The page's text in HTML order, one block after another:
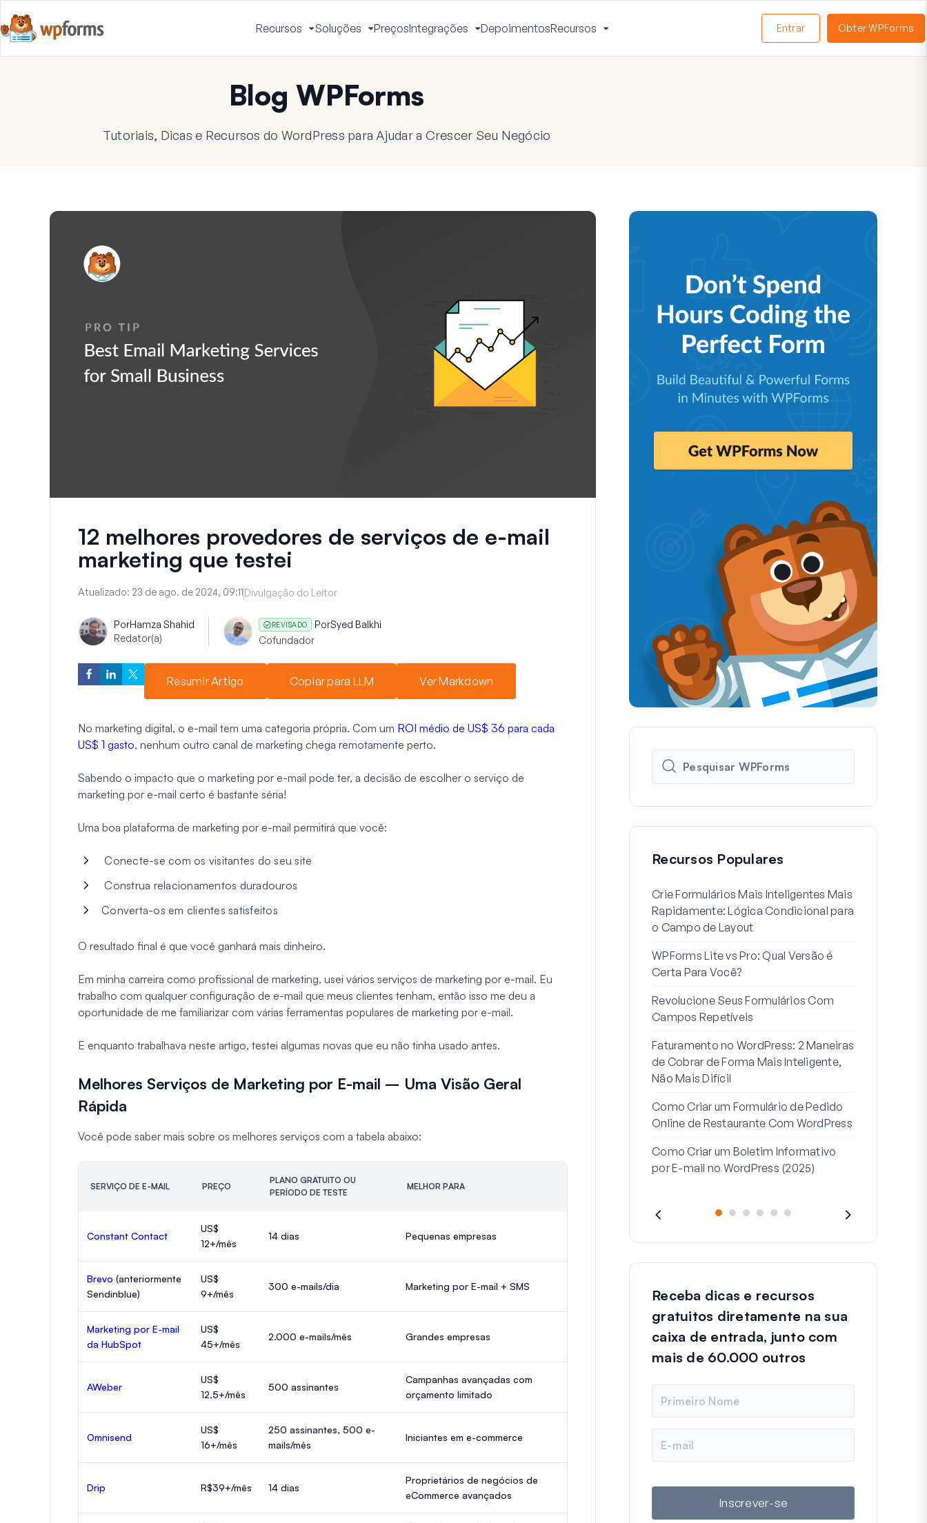
Recursos
Alternar
Menu
Soluções
Alternar
Menu
PreçosIntegrações
Alternar
Menu
DepoimentosRecursos
Menu
Entrar Obter WPForms
Blog WPForms
Tutoriais, Dicas e Recursos do WordPress para Ajudar a Crescer Seu Negócio
12 melhores provedores de serviços de e-mail
marketing que testei
Atualizado: 23 de ago. de 2024, 09:11Divulgação do Leitor
PorHamza Shahid
Redator(a)
REVISADO PorSyed Balkhi
Cofundador
Resumir Artigo Copiar para LLM Ver Markdown
No marketing digital, o e-mail tem uma categoria própria. Com um ROI médio de US$ 36 para cada
US$ 1 gasto, nenhum outro canal de marketing chega remotamente perto.
Sabendo o impacto que o marketing por e-mail pode ter, a decisão de escolher o serviço de
marketing por e-mail certo é bastante séria!
Uma boa plataforma de marketing por e-mail permitirá que você:
Conecte-se com os visitantes do seu site
Construa relacionamentos duradouros
Converta-os em clientes satisfeitos
O resultado final é que você ganhará mais dinheiro.
Em minha carreira como profissional de marketing, usei vários serviços de marketing por e-mail. Eu
trabalho com qualquer configuração de e-mail que meus clientes tenham, então isso me deu a
oportunidade de me familiarizar com várias ferramentas populares de marketing por e-mail.
E enquanto trabalhava neste artigo, testei algumas novas que eu não tinha usado antes.
Melhores Serviços de Marketing por E-mail – Uma Visão Geral
Rápida
Você pode saber mais sobre os melhores serviços com a tabela abaixo:
SERVIÇO DE E-MAIL PREÇO
PLANO GRATUITO OU
PERÍODO DE TESTE
MELHOR PARA
Constant Contact
US$
12+/mês
14 dias Pequenas empresas
Brevo (anteriormente
Sendinblue)
US$
9+/mês
300 e-mails/dia Marketing por E-mail + SMS
Marketing por E-mail
da HubSpot
US$
45+/mês
2.000 e-mails/mês Grandes empresas
AWeber
US$
12,5+/mês
500 assinantes
Campanhas avançadas com
orçamento limitado
Omnisend
US$
16+/mês
250 assinantes, 500 e-
mails/mês
Iniciantes em e-commerce
Drip R$39+/mês 14 dias
Proprietários de negócios de
eCommerce avançados
Recursos Populares
Crie Formulários Mais Inteligentes Mais
Rapidamente: Lógica Condicional para
o Campo de Layout
WPForms Lite vs Pro: Qual Versão é
Certa Para Você?
Revolucione Seus Formulários Com
Campos Repetíveis
Faturamento no WordPress: 2 Maneiras
de Cobrar de Forma Mais Inteligente,
Não Mais Difícil
Como Criar um Formulário de Pedido
Online de Restaurante Com WordPress
Como Criar um Boletim Informativo
por E-mail no WordPress (2025)
Receba dicas e recursos
gratuitos diretamente na sua
caixa de entrada, junto com
mais de 60.000 outros
m
e
m
i
Inscrever-se